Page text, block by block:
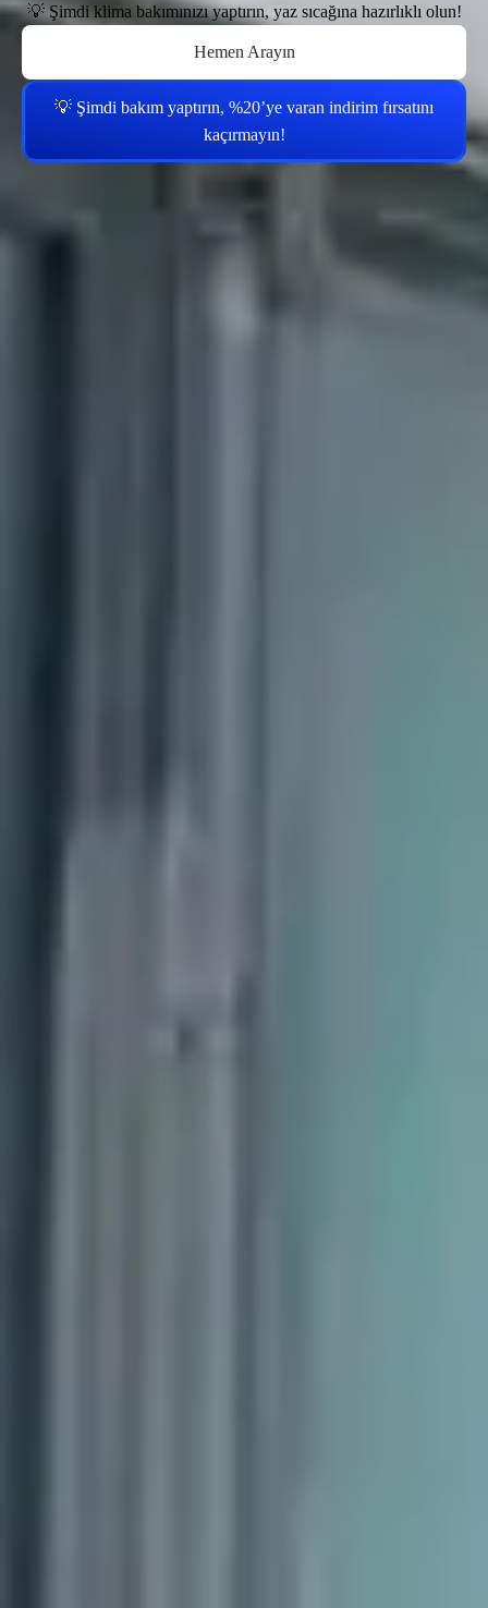
💡 Şimdi klima bakımınızı yaptırın, yaz sıcağına hazırlıklı olun!
Hemen Arayın
💡 Şimdi bakım yaptırın, %20’ye varan indirim fırsatını
kaçırmayın!